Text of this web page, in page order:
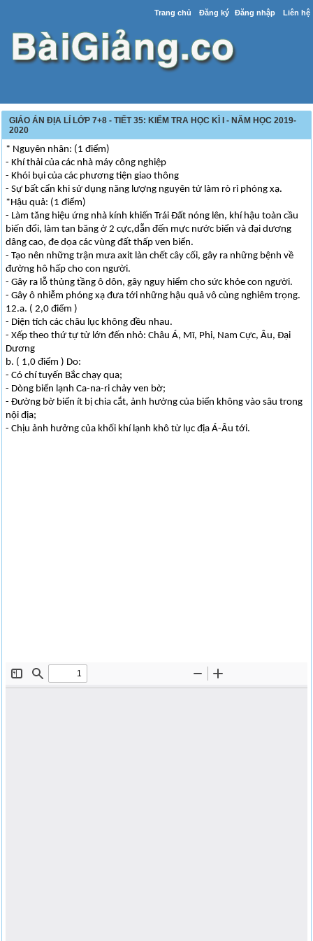
Trang chủ Đăng ký Đăng nhập Liên hệ
GIÁO ÁN ĐỊA LÍ LỚP 7+8 - TIẾT 35: KIỂM TRA HỌC KÌ I - NĂM HỌC 2019-
2020
* Nguyên nhân: (1 điểm)
- Khí thải của các nhà máy công nghiệp
- Khói bụi của các phương tiện giao thông
- Sự bất cẩn khi sử dụng năng lượng nguyên tử làm rò rỉ phóng xạ.
*Hậu quả: (1 điểm)
- Làm tăng hiệu ứng nhà kính khiến Trái Đất nóng lên, khí hậu toàn cầu
biến đổi, làm tan băng ở 2 cực,dẫn đến mực nước biển và đại dương
dâng cao, đe dọa các vùng đất thấp ven biển.
- Tạo nên những trận mưa axit làn chết cây cối, gây ra những bệnh về
đường hô hấp cho con người.
- Gây ra lỗ thủng tầng ô dôn, gây nguy hiểm cho sức khỏe con người.
- Gây ô nhiễm phóng xạ đưa tới những hậu quả vô cùng nghiêm trọng.
12.a. ( 2,0 điểm )
- Diện tích các châu lục không đều nhau.
- Xếp theo thứ tự từ lớn đến nhỏ: Châu Á, Mĩ, Phi, Nam Cực, Âu, Đại
Dương
b. ( 1,0 điểm ) Do:
- Có chí tuyến Bắc chạy qua;
- Dòng biển lạnh Ca-na-ri chảy ven bờ;
- Đường bờ biển ít bị chia cắt, ảnh hưởng của biển không vào sâu trong
nội địa;
- Chịu ảnh hưởng của khối khí lạnh khô từ lục địa Á-Âu tới.